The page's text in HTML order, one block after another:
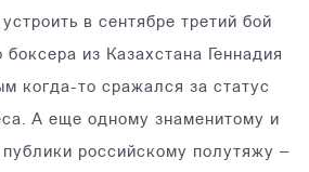
в сентябре третий бой
боксера из Казахстана Геннадия
когда-то сражался за статус
А еще одному знаменитому и
российскому полутяжу –